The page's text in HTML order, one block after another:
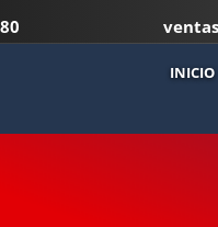
INICIO
NEGRO